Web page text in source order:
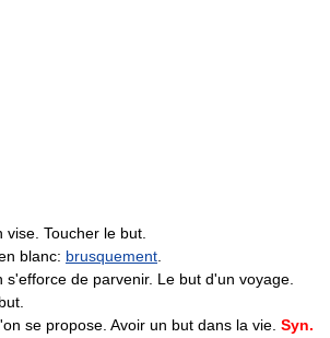
vise. Toucher le but.
blanc: brusquement
s'efforce de parvenir. Le but d'un voyage.
se propose. Avoir un but dans la vie. Syn.